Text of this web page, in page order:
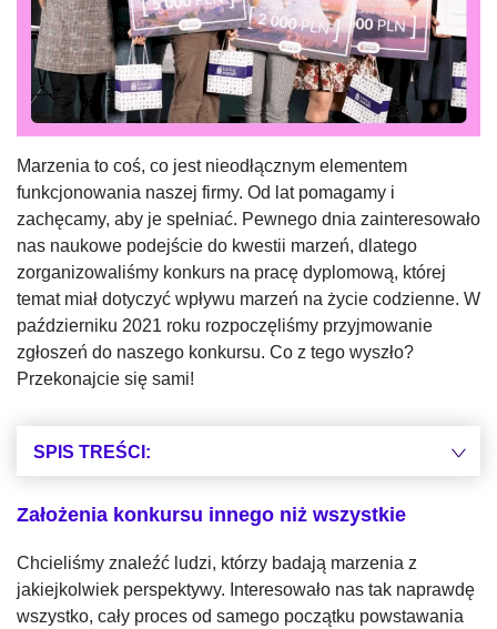
Marzenia to coś, co jest nieodłącznym elementem
funkcjonowania naszej firmy. Od lat pomagamy i
zachęcamy, aby je spełniać. Pewnego dnia zainteresowało
nas naukowe podejście do kwestii marzeń, dlatego
zorganizowaliśmy konkurs na pracę dyplomową, której
temat miał dotyczyć wpływu marzeń na życie codzienne. W
październiku 2021 roku rozpoczęliśmy przyjmowanie
zgłoszeń do naszego konkursu. Co z tego wyszło?
Przekonajcie się sami!
SPIS TREŚCI:
Założenia konkursu innego niż wszystkie
Chcieliśmy znaleźć ludzi, którzy badają marzenia z
jakiejkolwiek perspektywy. Interesowało nas tak naprawdę
wszystko, cały proces od samego początku powstawania